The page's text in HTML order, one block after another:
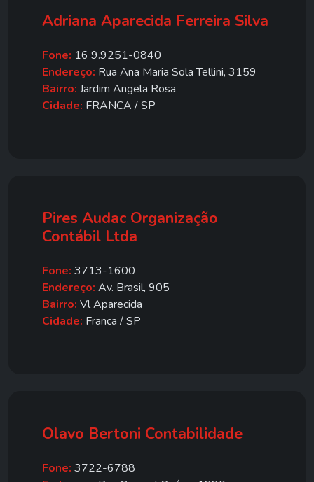
Adriana Aparecida Ferreira Silva
Fone: 16 9.9251-0840
Endereço: Rua Ana Maria Sola Tellini, 3159
Bairro: Jardim Angela Rosa
Cidade: FRANCA / SP
Pires Audac Organização
Contábil Ltda
Fone: 3713-1600
Endereço: Av. Brasil, 905
Bairro: Vl Aparecida
Cidade: Franca / SP
Olavo Bertoni Contabilidade
Fone: 3722-6788